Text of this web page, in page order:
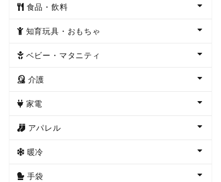
食品・飲料
知育玩具・おもちゃ
ベビー・マタニティ
介護
家電
アパレル
暖冷
手袋